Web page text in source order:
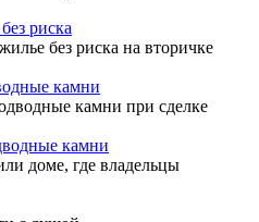
риска
без риска на вторичке
камни
камни при сделке
камни
доме, где владельцы